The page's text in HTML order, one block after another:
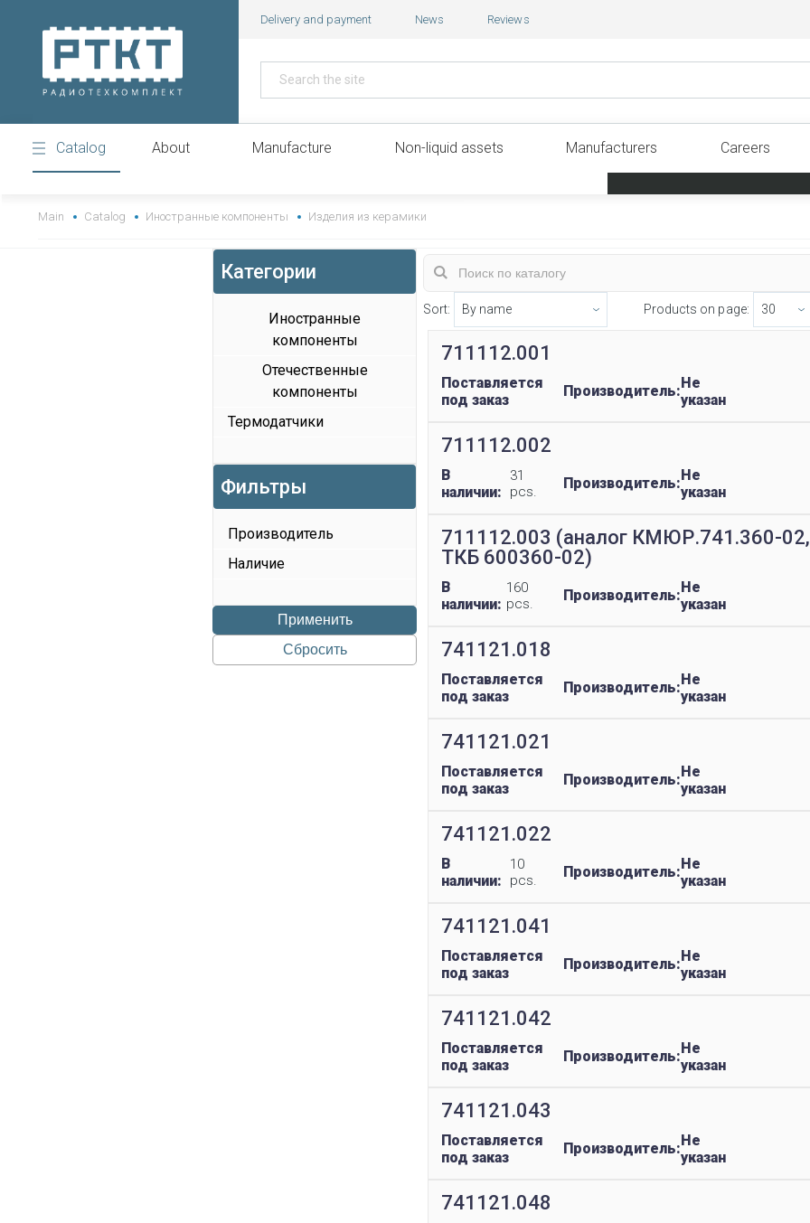
Delivery and payment News Reviews
Catalog About Manufacture Non-liquid assets Manufacturers Careers
Main Catalog Иностранные компоненты Изделия из керамики
Категории
Иностранные
компоненты
Отечественные
компоненты
Термодатчики
Фильтры
Производитель
Наличие
Применить
Сбросить
Sort: Products on page:
711112.001
Поставляется
под заказ
Производитель:Не
указан
711112.002
В
наличии:
31
pcs.
Производитель:Не
указан
711112.003 (аналог КМЮР.741.360-02,
ТКБ 600360-02)
В
наличии:
160
pcs.
Производитель:Не
указан
741121.018
Поставляется
под заказ
Производитель:Не
указан
741121.021
Поставляется
под заказ
Производитель:Не
указан
741121.022
В
наличии:
10
pcs.
Производитель:Не
указан
741121.041
Поставляется
под заказ
Производитель:Не
указан
741121.042
Поставляется
под заказ
Производитель:Не
указан
741121.043
Поставляется
под заказ
Производитель:Не
указан
741121.048